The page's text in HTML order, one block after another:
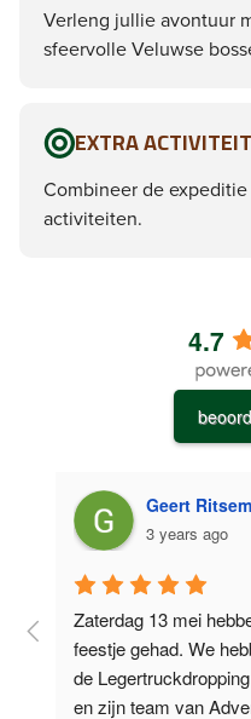
Verleng jullie avontuur
sfeervolle Veluwse
EXTRA
Combineer de
activiteiten.
4.7
Geert
3 years ago
Zaterdag 13 mei
feestje gehad. We
de
en zijn team van